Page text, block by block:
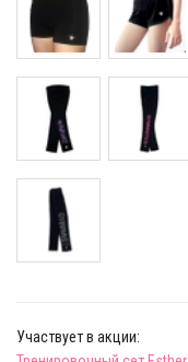
Участвует в акции: